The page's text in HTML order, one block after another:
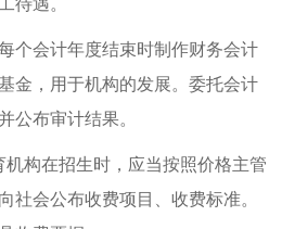
会计年度结束时制作财务会计
金，用于机构的发展。委托会计
公布审计结果。
在招生时，应当按照价格主管
社会公布收费项目、收费标准。